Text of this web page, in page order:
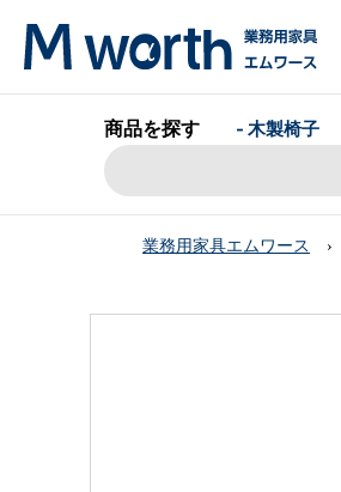
商品を探す - 木製椅子
業務用家具エムワース